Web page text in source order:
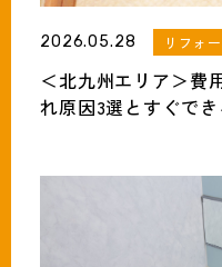
2026.05.28 リフォ
＜北九州エリア＞費
れ原因3選とすぐで